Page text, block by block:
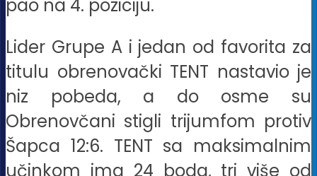
pao na 4. poziciju.
Lider Grupe A i jedan od favorita za
titulu obrenovački TENT nastavio je
niz pobeda, a do osme su
Obrenovčani stigli trijumfom protiv
Šapca 12:6. TENT sa maksimalnim
učinkom ima 24 boda, tri više od